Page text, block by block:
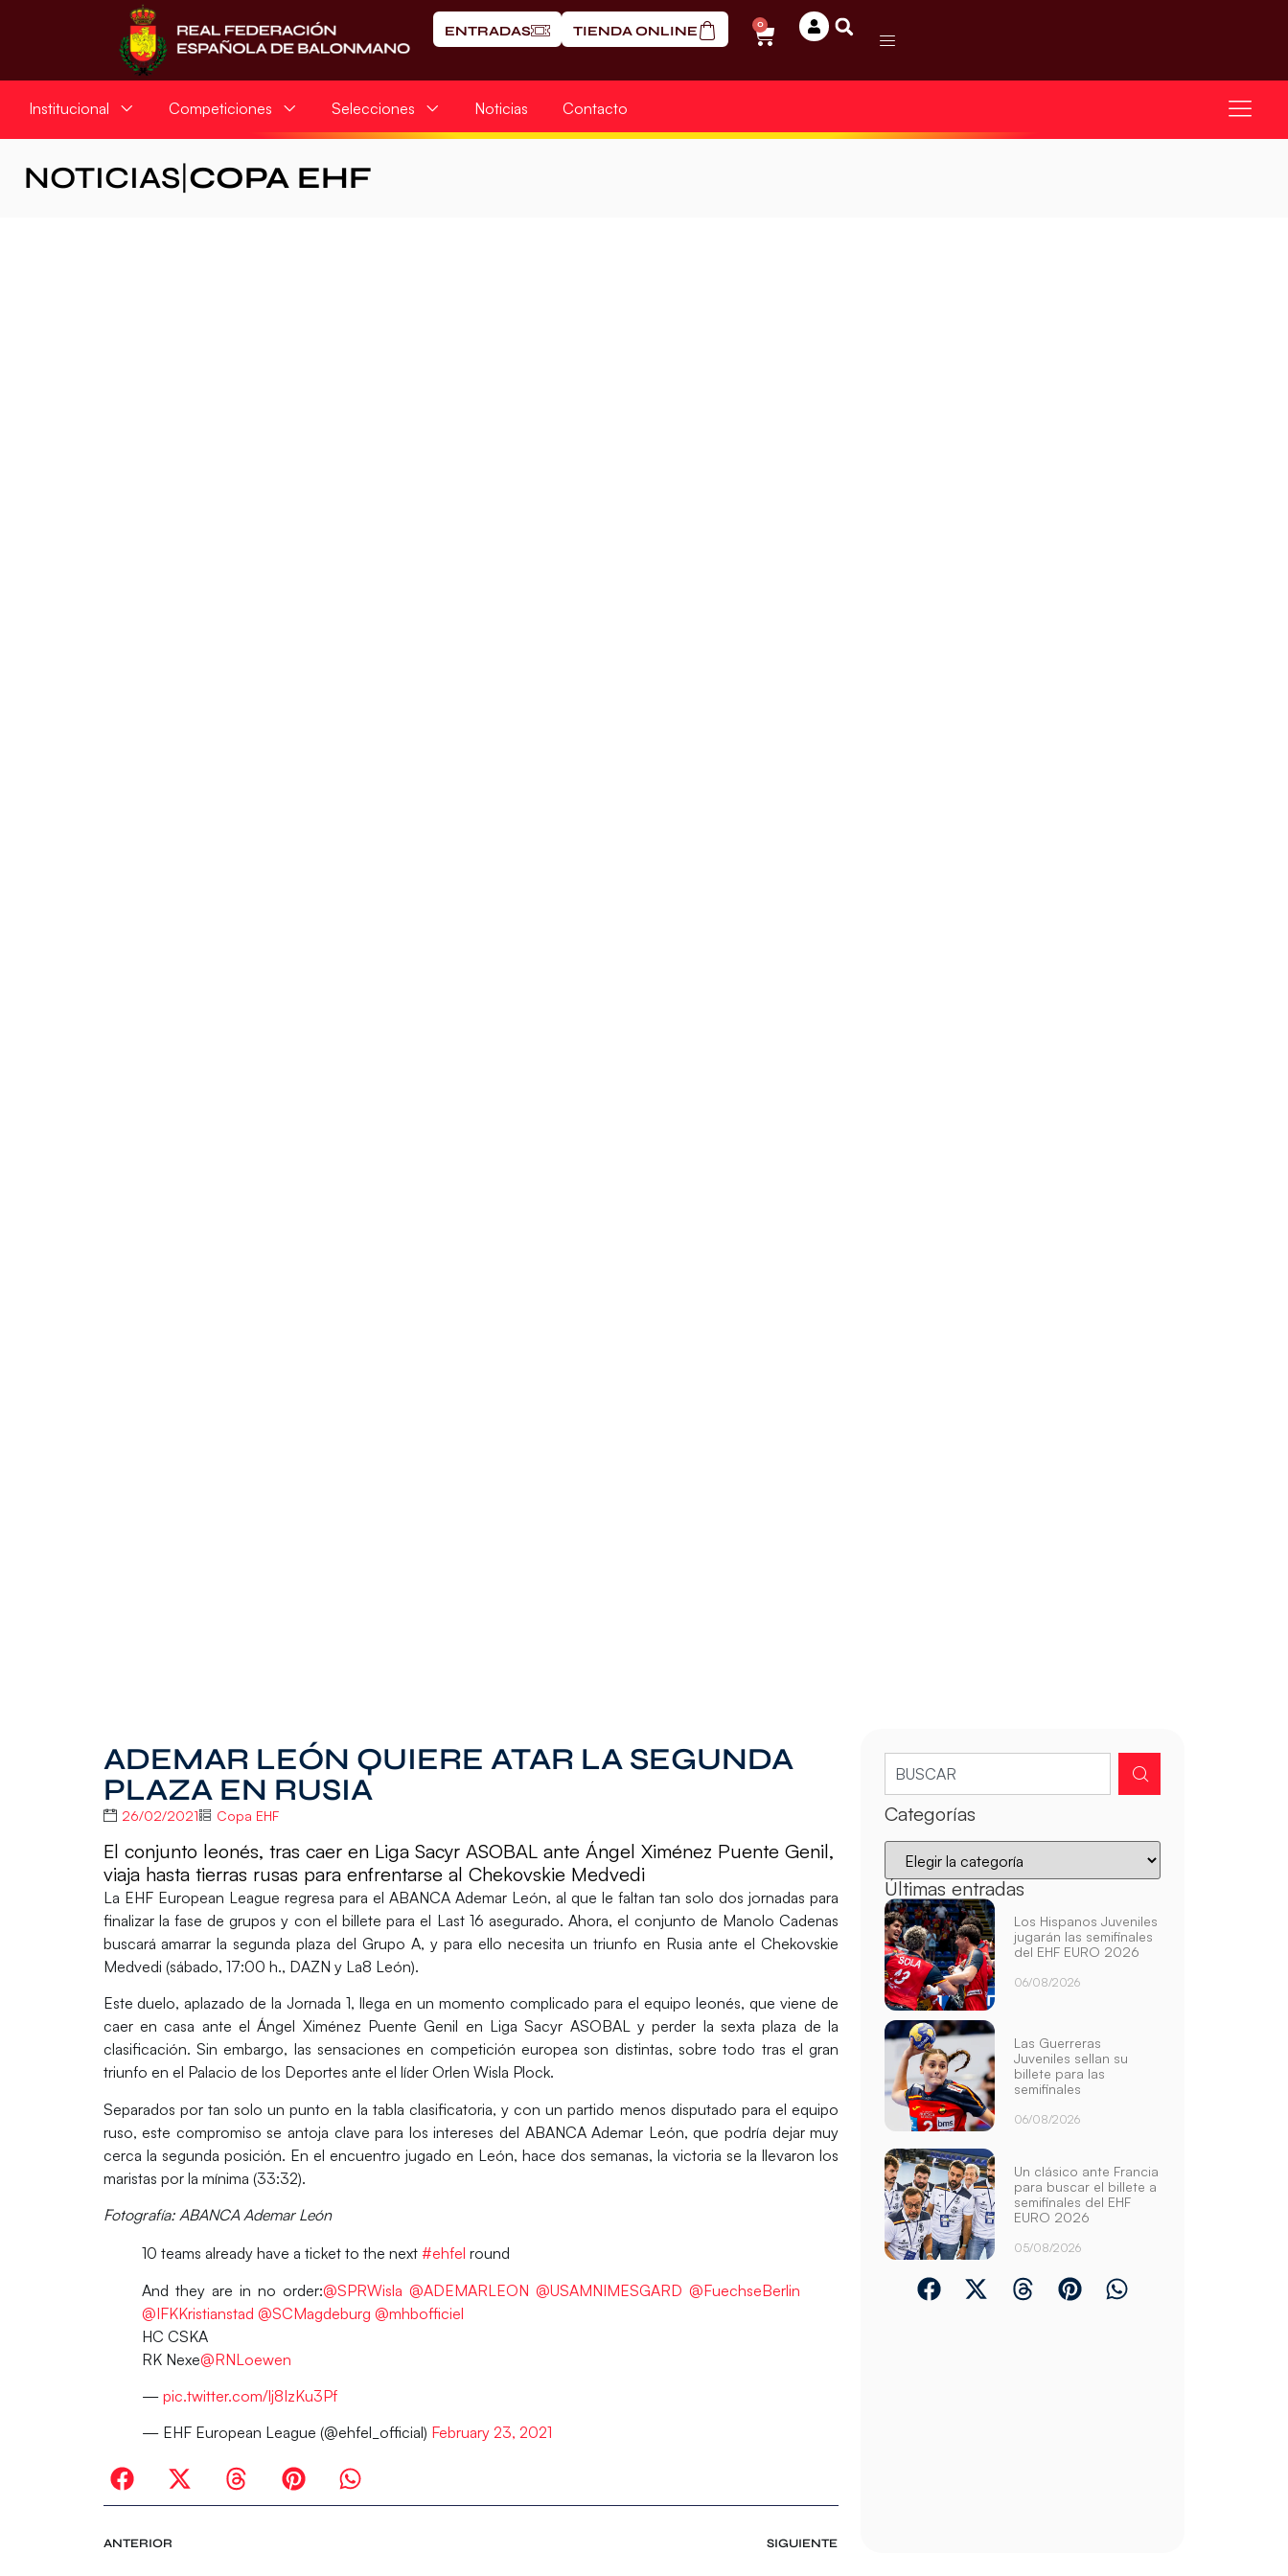
ENTRADAS TIENDA ONLINE 0
Institucional Competiciones Selecciones Noticias Contacto
NOTICIAS COPA EHF
ADEMAR LEÓN QUIERE ATAR LA SEGUNDA
PLAZA EN RUSIA
26/02/2021 Copa EHF
El conjunto leonés, tras caer en Liga Sacyr ASOBAL ante Ángel Ximénez Puente Genil,
viaja hasta tierras rusas para enfrentarse al Chekovskie Medvedi
La EHF European League regresa para el ABANCA Ademar León, al que le faltan tan solo dos jornadas para
finalizar la fase de grupos y con el billete para el Last 16 asegurado. Ahora, el conjunto de Manolo Cadenas
buscará amarrar la segunda plaza del Grupo A, y para ello necesita un triunfo en Rusia ante elChekovskie
Medvedi (sábado, 17:00 h., DAZN y La8 León).
Este duelo, aplazado de la Jornada 1, llega en un momento complicado para el equipo leonés, que viene de
caer en casa ante el Ángel Ximénez Puente Genil en Liga Sacyr ASOBAL y perder la sexta plaza de la
clasificación. Sin embargo, las sensaciones en competición europea son distintas, sobre todo tras el gran
triunfo en el Palacio de los Deportes ante el líder Orlen Wisla Plock.
Separados por tan solo un punto en la tabla clasificatoria, y con un partido menos disputado para el equipo
ruso, este compromiso se antoja clave para los intereses del ABANCA Ademar León, que podría dejar muy
cerca la segunda posición. En el encuentro jugado en León, hace dos semanas, la victoria se la llevaron los
maristas por la mínima (33:32).
Fotografía: ABANCA Ademar León
10 teams already have a ticket to the next #ehfel round
And they are in no order:@SPRWisla @ADEMARLEON @USAMNIMESGARD @FuechseBerlin
@IFKKristianstad @SCMagdeburg @mhbofficiel
HC CSKA
RK Nexe@RNLoewen
— pic.twitter.com/lj8IzKu3Pf
— EHF European League (@ehfel_official) February 23, 2021
ANTERIOR SIGUIENTE
Categorías
Últimas entradas
Los Hispanos Juveniles
jugarán las semifinales
del EHF EURO 2026
06/08/2026
Las Guerreras
Juveniles sellan su
billete para las
semifinales
06/08/2026
Un clásico ante Francia
para buscar el billete a
semifinales del EHF
EURO 2026
05/08/2026